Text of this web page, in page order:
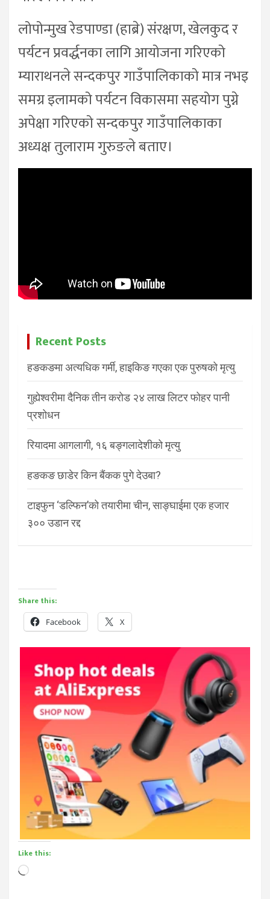
लोपोन्मुख रेडपाण्डा (हाब्रे) संरक्षण, खेलकुद र
पर्यटन प्रवर्द्धनका लागि आयोजना गरिएको
म्याराथनले सन्दकपुर गाउँपालिकाको मात्र नभइ
समग्र इलामको पर्यटन विकासमा सहयोग पुग्ने
अपेक्षा गरिएको सन्दकपुर गाउँपालिकाका
अध्यक्ष तुलाराम गुरुङले बताए।
Recent Posts
हङकङमा अत्यधिक गर्मी, हाइकिङ गएका एक पुरुषको मृत्यु
गुह्येश्वरीमा दैनिक तीन करोड २४ लाख लिटर फोहर पानी
प्रशोधन
रियादमा आगलागी, १६ बङ्गलादेशीको मृत्यु
हङकङ छाडेर किन बैंकक पुगे देउबा?
टाइफुन ‘डल्फिन’को तयारीमा चीन, साङ्घाईमा एक हजार
३०० उडान रद्द
Share this:
Facebook X
Like this:
Loading…